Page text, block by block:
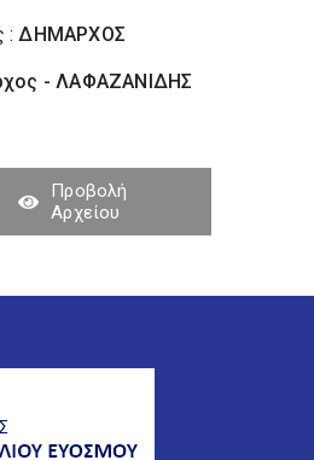
:ΔΗΜΑΡΧΟΣ
- ΛΑΦΑΖΑΝΙΔΗΣ
Προβολή
Αρχείου